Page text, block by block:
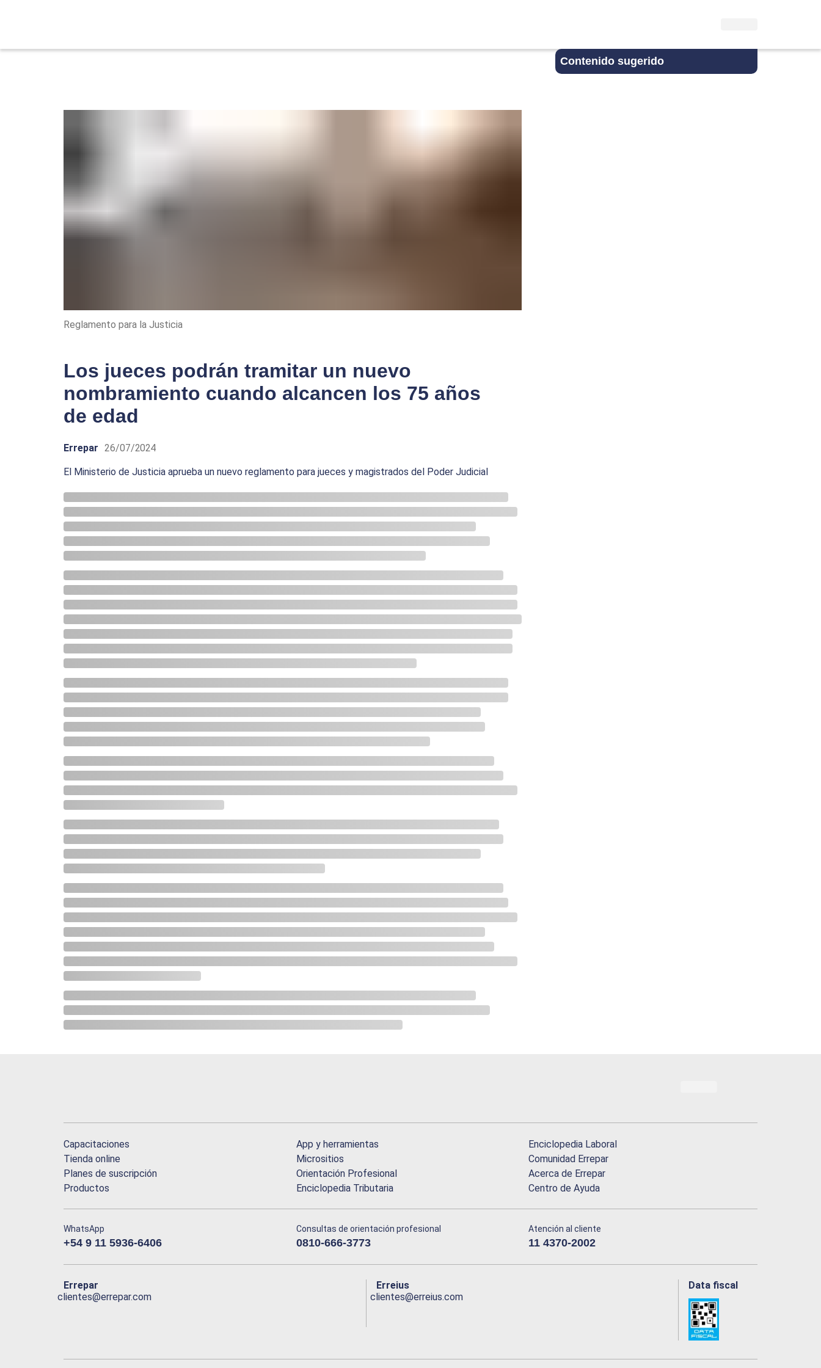
Contenido sugerido
Reglamento para la Justicia
Los jueces podrán tramitar un nuevo
nombramiento cuando alcancen los 75 años
de edad
Errepar 26/07/2024
El Ministerio de Justicia aprueba un nuevo reglamento para jueces y magistrados del Poder Judicial
Capacitaciones
Tienda online
Planes de suscripción
Productos
App y herramientas
Micrositios
Orientación Profesional
Enciclopedia Tributaria
Enciclopedia Laboral
Comunidad Errepar
Acerca de Errepar
Centro de Ayuda
WhatsApp
+54 9 11 5936-6406
Consultas de orientación profesional
0810-666-3773
Atención al cliente
11 4370-2002
Errepar
clientes@errepar.com
Erreius
clientes@erreius.com
Data fiscal